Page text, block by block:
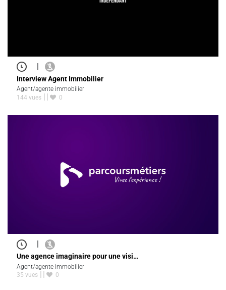
|
Interview Agent Immobilier
Agent/agente immobilier
144 vues
0
|
Une agence imaginaire pour une visi…
Agent/agente immobilier
35 vues
0